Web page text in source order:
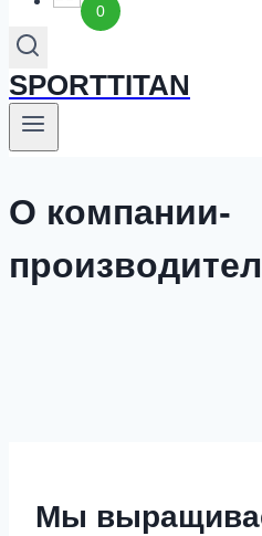
0
SPORTTITAN
О компании-
Мы